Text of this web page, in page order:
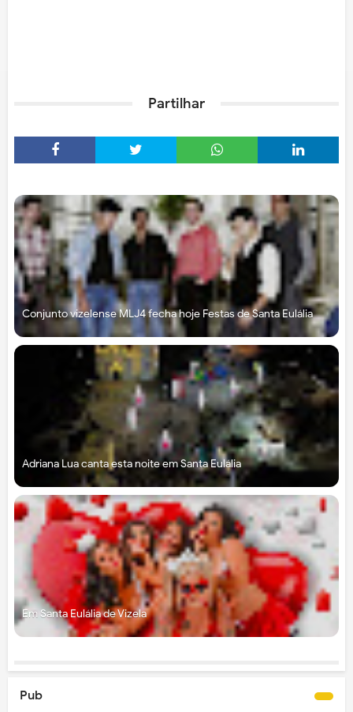
Partilhar
Conjunto vizelense MLJ4 fecha hoje Festas de Santa Eulália
Adriana Lua canta esta noite em Santa Eulália
Em Santa Eulália de Vizela
Pub